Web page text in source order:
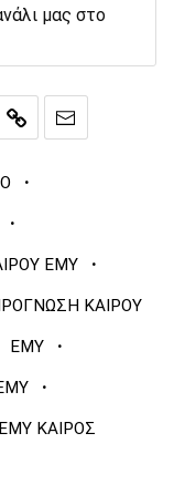
μας στο
·
·
ΕΜΥ ·
ΚΑΙΡΟΥ
ΕΜΥ ·
·
ΕΜΥ ΚΑΙΡΟΣ